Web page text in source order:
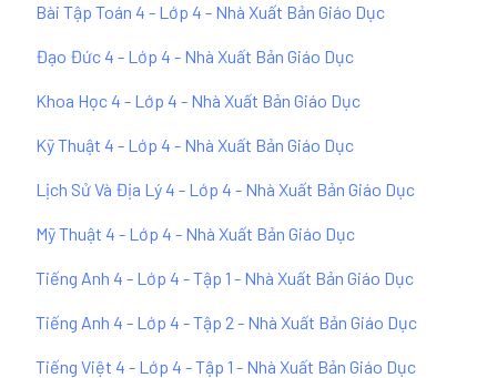
Bài Tập Toán 4 - Lớp 4 - Nhà Xuất Bản Giáo Dục
Đạo Đức 4 - Lớp 4 - Nhà Xuất Bản Giáo Dục
Khoa Học 4 - Lớp 4 - Nhà Xuất Bản Giáo Dục
Kỹ Thuật 4 - Lớp 4 - Nhà Xuất Bản Giáo Dục
Lịch Sử Và Địa Lý 4 - Lớp 4 - Nhà Xuất Bản Giáo Dục
Mỹ Thuật 4 - Lớp 4 - Nhà Xuất Bản Giáo Dục
Tiếng Anh 4 - Lớp 4 - Tập 1 - Nhà Xuất Bản Giáo Dục
Tiếng Anh 4 - Lớp 4 - Tập 2 - Nhà Xuất Bản Giáo Dục
Tiếng Việt 4 - Lớp 4 - Tập 1 - Nhà Xuất Bản Giáo Dục